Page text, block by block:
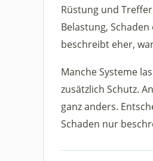
Rüstung und
Belastung,
beschreibt eher,
Manche Systeme
zusätzlich Schutz.
ganz anders.
Schaden nur